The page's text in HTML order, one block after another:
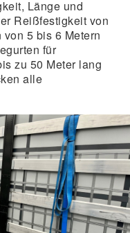
Länge und
Reißfestigkeit von
5 bis 6 Metern
für
zu 50 Meter lang
alle